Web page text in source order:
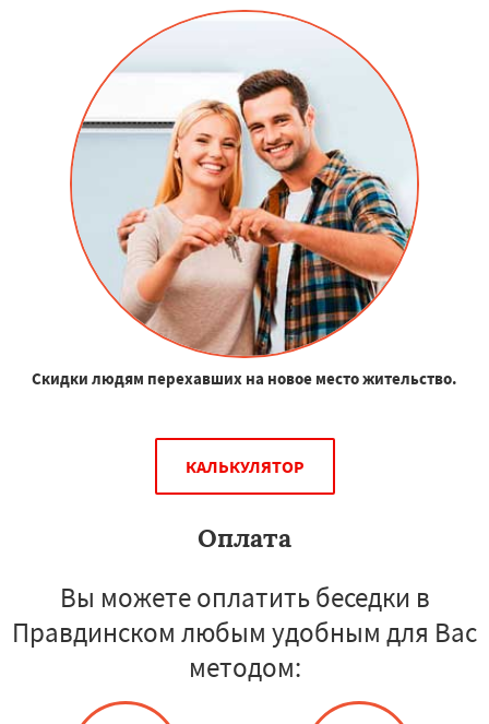
Скидки людям перехавших на новое место жительство.
КАЛЬКУЛЯТОР
Оплата
Вы можете оплатить беседки в
Правдинском любым удобным для Вас
методом: